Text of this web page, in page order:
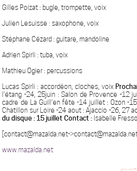
Gilles Poizat : bugle, trompette, voix
Julien Lesuisse : saxophone, voix
Stéphane Cézard : guitare, mandoline
Adrien Spirli : tuba, voix
Mathieu Ogier : percussions
Lucas Spirli : accordéon, cloches, voix
l'étang -24, 25juin : Salon de Provence -12
cadre de La Guill'en fête -14 juillet : Ozon -
Chatillon sur Loire -24 aout : Ajaccio -26, 27
du disque : 15 juillet Contact : Isabelle
[contact@mazalda.net-
www.mazalda.net